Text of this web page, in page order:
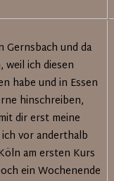
Gernsbach und da
ich diesen
habe und in Essen
hinschreiben,
dir erst meine
vor anderthalb
am ersten Kurs
ein Wochenende